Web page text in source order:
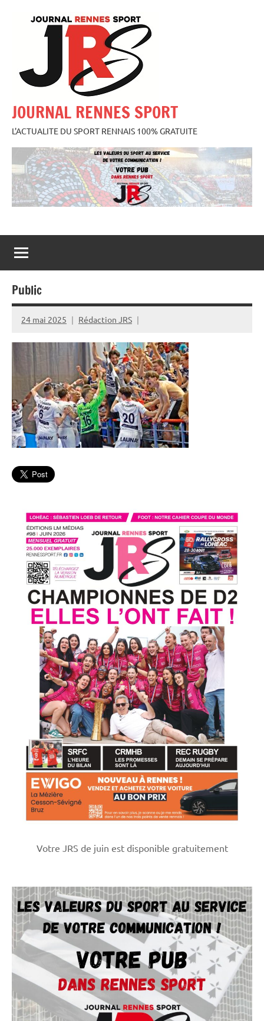
JOURNAL RENNES SPORT
L'ACTUALITE DU SPORT RENNAIS 100% GRATUITE
Public
24 mai 2025 Rédaction JRS
Votre JRS de juin est disponible gratuitement